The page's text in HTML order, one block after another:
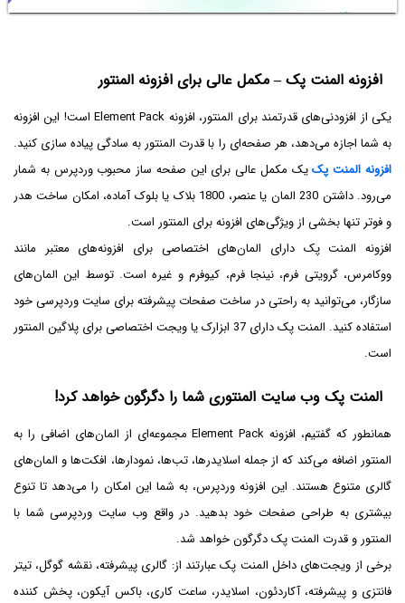
افزونه المنت پک – مکمل عالی برای افزونه المنتور
یکی از افزودنی‌های قدرتمند برای المنتور، افزونه Element Pack است! این افزونه
به شما اجازه می‌دهد، هر صفحه‌ای را با قدرت المنتور به سادگی پیاده سازی کنید.
افزونه المنت پکیک مکمل عالی برای این صفحه ساز محبوب وردپرس به شمار
می‌رود. داشتن 230 المان یا عنصر، 1800 بلاک یا بلوک آماده، امکان ساخت هدر
و فوتر تنها بخشی از ویژگی‌های افزونه برای المنتور است.
افزونه المنت پک دارای المان‌های اختصاصی برای افزونه‌های معتبر مانند
ووکامرس، گرویتی فرم، نینجا فرم، کیوفرم و غیره است. توسط این المان‌های
سازگار، می‌توانید به راحتی در ساخت صفحات پیشرفته برای سایت وردپرسی خود
استفاده کنید. المنت پک دارای 37 ابزارک یا ویجت اختصاصی برای پلاگین المنتور
است.
المنت پک وب سایت المنتوری شما را دگرگون خواهد کرد!
همانطور که گفتیم، افزونه Element Pack مجموعه‌ای از المان‌های اضافی را به
المنتور اضافه می‌کند که از جمله اسلایدرها، تب‌ها، نمودارها، افکت‌ها و المان‌های
گالری متنوع هستند. این افزونه وردپرس، به شما این امکان را می‌دهد تا تنوع
بیشتری به طراحی صفحات خود بدهید. در واقع وب سایت وردپرسی شما با
المنتور و قدرت المنت پک دگرگون خواهد شد.
برخی از ویجت‌های داخل المنت پک عبارتند از: گالری پیشرفته، نقشه گوگل، تیتر
فانتزی و پیشرفته، آکاردئون، اسلایدر، ساعت کاری، باکس آیکون، پخش کننده